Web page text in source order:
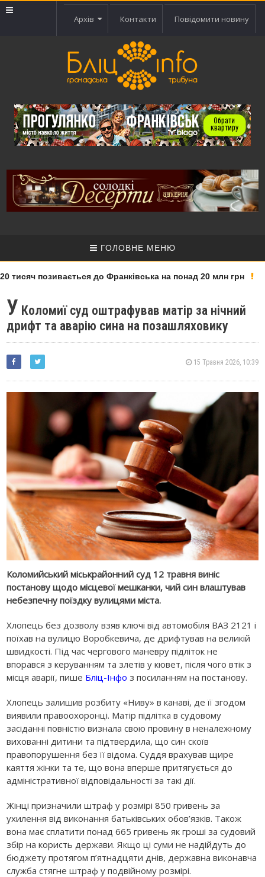
Архів Контакти Повідомити новину
ГОЛОВНЕ МЕНЮ
позивається до Франківська на понад 20 млн грн
У Коломиї суд оштрафував матір за нічний
дрифт та аварію сина на позашляховику
15 Травня 2026, 10:39
Коломийський міськрайонний суд 12 травня виніс
постанову щодо місцевої мешканки, чий син влаштував
небезпечну поїздку вулицями міста.
Хлопець без дозволу взяв ключі від автомобіля ВАЗ 2121 і
поїхав на вулицю Воробкевича, де дрифтував на великій
швидкості. Під час чергового маневру підліток не
впорався з керуванням та злетів у кювет, після чого втік з
місця аварії, пише Бліц-Інфоз посиланням на постанову.
Хлопець залишив розбиту «Ниву» в канаві, де її згодом
виявили правоохоронці. Матір підлітка в судовому
засіданні повністю визнала свою провину в неналежному
вихованні дитини та підтвердила, що син скоїв
правопорушення без її відома. Суддя врахував щире
каяття жінки та те, що вона вперше притягується до
адміністративної відповідальності за такі дії.
Жінці призначили штраф у розмірі 850 гривень за
ухилення від виконання батьківських обов’язків. Також
вона має сплатити понад 665 гривень як гроші за судовий
збір на користь держави. Якщо ці суми не надійдуть до
бюджету протягом п’ятнадцяти днів, державна виконавча
служба стягне штраф у подвійному розмірі.